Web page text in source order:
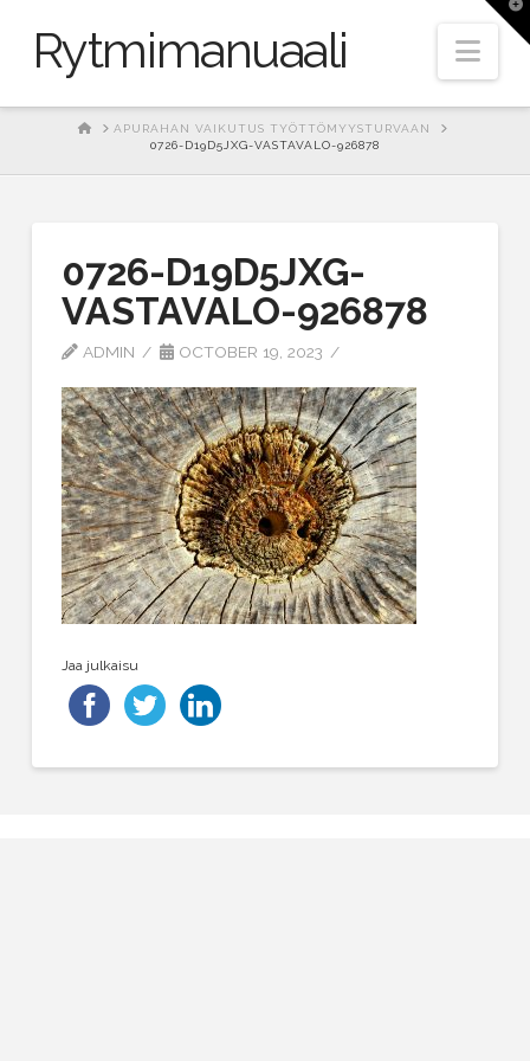
Rytmimanuaali
HOMEAPURAHAN VAIKUTUS TYÖTTÖMYYSTURVAAN
0726-D19D5JXG-VASTAVALO-926878
0726-D19D5JXG-
VASTAVALO-926878
ADMIN OCTOBER 19, 2023
Jaa julkaisu